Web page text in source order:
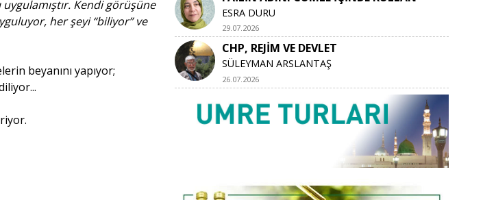
Kendi görüşüne
her şeyi “biliyor” ve
beyanını yapıyor;
ESRA DURU
29.07.2026
CHP, REJİM VE DEVLET
SÜLEYMAN ARSLANTAŞ
26.07.2026